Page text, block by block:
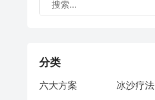
分类
六大方案
冰沙疗法